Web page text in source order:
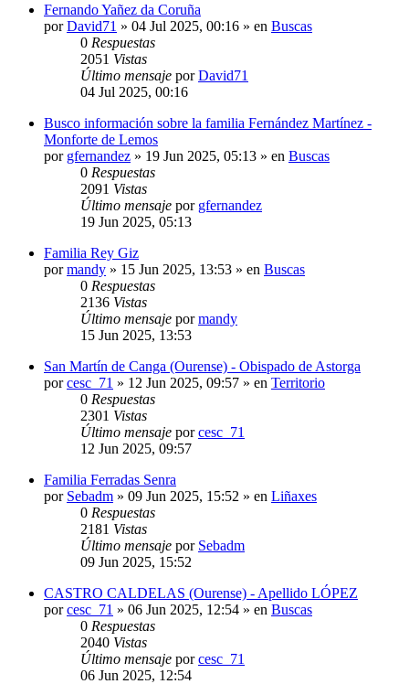
Fernando Yañez da Coruña
porDavid71 » 04 Jul 2025, 00:16 » en Buscas
0 Respuestas
2051 Vistas
Último mensaje porDavid71
04 Jul 2025, 00:16
Busco información sobre la familia Fernández Martínez -
Monforte de Lemos
por gfernandez » 19 Jun 2025, 05:13 » en Buscas
0 Respuestas
2091 Vistas
Último mensaje por gfernandez
19 Jun 2025, 05:13
Familia Rey Giz
pormandy » 15 Jun 2025, 13:53 » en Buscas
0 Respuestas
2136 Vistas
Último mensaje pormandy
15 Jun 2025, 13:53
San Martín de Canga (Ourense) - Obispado de Astorga
porcesc_71 » 12 Jun 2025, 09:57 » en Territorio
0 Respuestas
2301 Vistas
Último mensaje porcesc_71
12 Jun 2025, 09:57
Familia Ferradas Senra
por Sebadm » 09 Jun 2025, 15:52 » en Liñaxes
0 Respuestas
2181 Vistas
Último mensaje por Sebadm
09 Jun 2025, 15:52
CASTRO CALDELAS (Ourense) - Apellido LÓPEZ
porcesc_71 » 06 Jun 2025, 12:54 » en Buscas
0 Respuestas
2040 Vistas
Último mensaje porcesc_71
06 Jun 2025, 12:54